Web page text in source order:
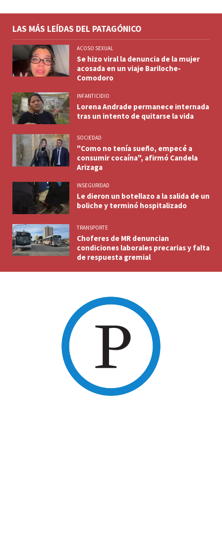
LAS MÁS LEÍDAS DEL PATAGÓNICO
ACOSO SEXUAL
Se hizo viral la denuncia de la mujer
acosada en un viaje Bariloche-
Comodoro
INFANTICIDIO
Lorena Andrade permanece internada
tras un intento de quitarse la vida
SOCIEDAD
"Como no tenía sueño, empecé a
consumir cocaína", afirmó Candela
Arizaga
INSEGURIDAD
Le dieron un botellazo a la salida de un
boliche y terminó hospitalizado
TRANSPORTE
Choferes de MR denuncian
condiciones laborales precarias y falta
de respuesta gremial